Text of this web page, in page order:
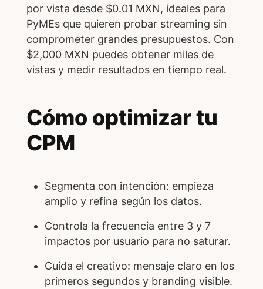
por vista desde $0.01 MXN, ideales para
PyMEs que quieren probar streaming sin
comprometer grandes presupuestos. Con
$2,000 MXN puedes obtener miles de
vistas y medir resultados en tiempo real.
Cómo optimizar tu
CPM
Segmenta con intención: empieza
amplio y refina según los datos.
Controla la frecuencia entre 3 y 7
impactos por usuario para no saturar.
Cuida el creativo: mensaje claro en los
primeros segundos y branding visible.